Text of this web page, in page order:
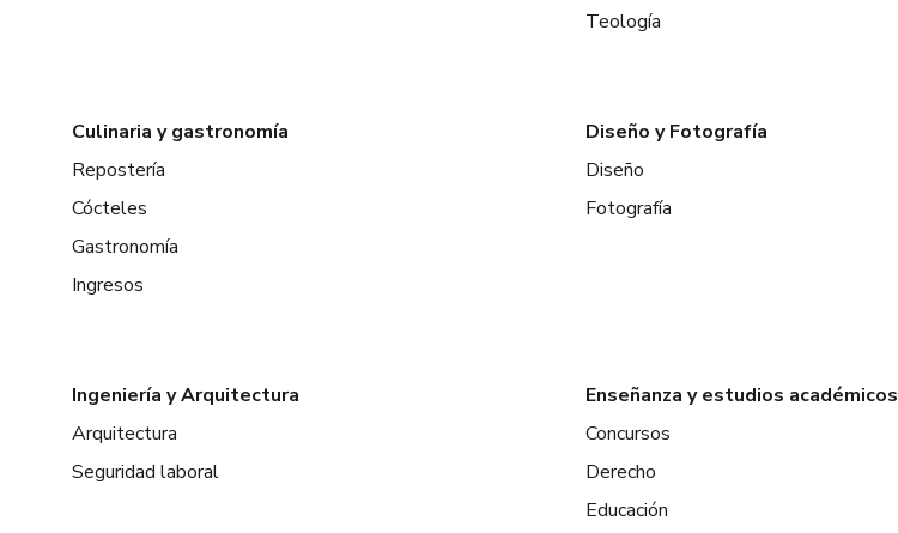
Teología
Culinaria y gastronomía
Repostería
Cócteles
Gastronomía
Ingresos
Diseño y Fotografía
Diseño
Fotografía
Ingeniería y Arquitectura
Arquitectura
Seguridad laboral
Enseñanza y estudios académicos
Concursos
Derecho
Educación